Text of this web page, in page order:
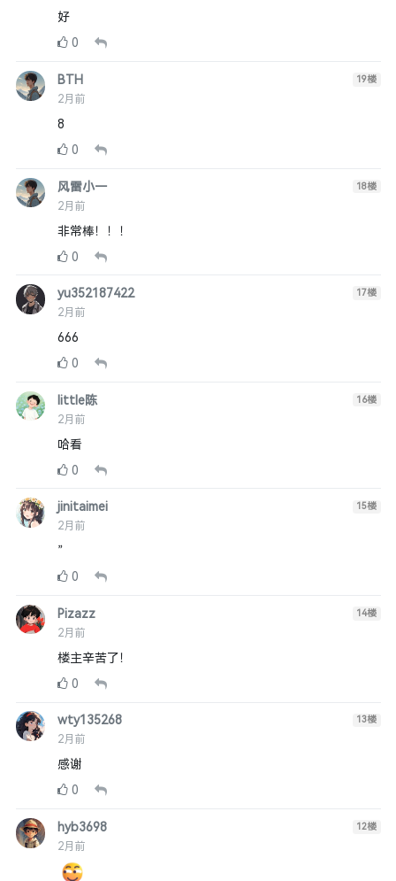
好
0
BTH
2月前
19楼
8
0
风雷小一
2月前
18楼
非常棒！！！
0
yu352187422
2月前
17楼
666
0
little陈
2月前
16楼
哈看
0
jinitaimei
2月前
15楼
”
0
Pizazz
2月前
14楼
楼主辛苦了！
0
wty135268
2月前
13楼
感谢
0
hyb3698
2月前
12楼